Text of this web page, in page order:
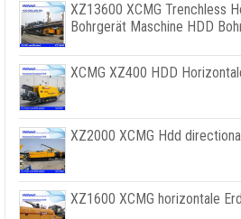
XZ13600 XCMG Trenchless
Bohrgerät Maschine HDD
XCMG XZ400 HDD
XZ2000 XCMG Hdd
XZ1600 XCMG horizontale